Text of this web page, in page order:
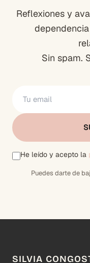
Reflexiones y
Sin spam.
He leído y acepto la
Puedes darte de
SILVIA